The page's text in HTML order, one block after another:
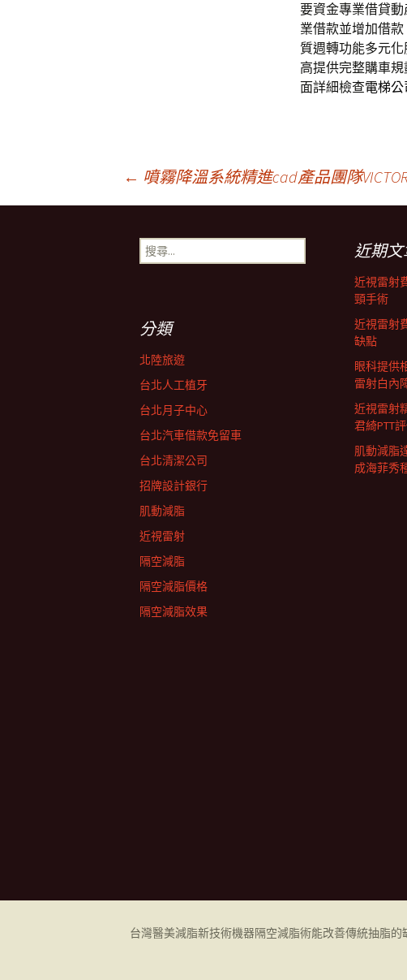
要資金專業借貸
業借款並增加借
質週轉功能多元
高提供完整購車
面詳細檢查電梯公
← 噴霧降溫系統精進cad產品團隊
搜
尋
近期文
近視雷射
頸手術
近視雷射
缺點
眼科提供
雷射白內
近視雷射
君綺PTT
肌動減脂
成海菲秀
分類
北陸旅遊
台北人工植牙
台北月子中心
台北汽車借款免留車
台北清潔公司
招牌設計銀行
肌動減脂
近視雷射
隔空減脂
隔空減脂價格
隔空減脂效果
台灣醫美減脂新技術機器隔空減脂術能改善傳統抽脂的